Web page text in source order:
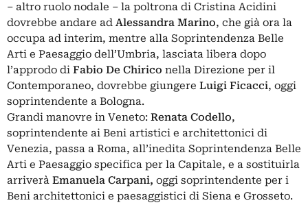
– altro ruolo nodale – la poltrona di Cristina Acidini
dovrebbe andare ad Alessandra Marino, che già ora la
occupa ad interim, mentre alla Soprintendenza Belle
Arti e Paesaggio dell’Umbria, lasciata libera dopo
l’approdo di Fabio De Chirico nella Direzione per il
Contemporaneo, dovrebbe giungere Luigi Ficacci, oggi
soprintendente a Bologna.
Grandi manovre in Veneto: Renata Codello,
soprintendente ai Beni artistici e architettonici di
Venezia, passa a Roma, all’inedita Soprintendenza Belle
Arti e Paesaggio specifica per la Capitale, e a sostituirla
arriverà Emanuela Carpani, oggi soprintendente per i
Beni architettonici e paesaggistici di Siena e Grosseto.